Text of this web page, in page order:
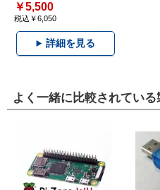
￥5,500
税込￥6,050
詳細を見る
よく一緒に比較されている